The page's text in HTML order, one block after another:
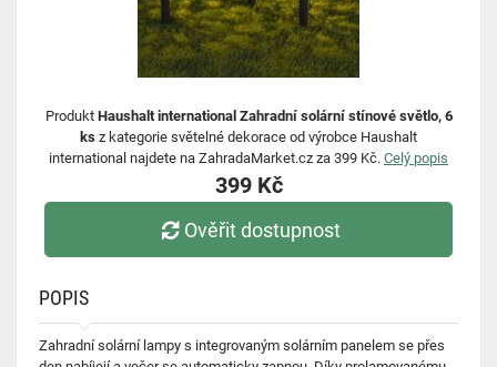
Produkt Haushalt international Zahradní solární stínové světlo, 6
ks z kategorie světelné dekorace od výrobce Haushalt
international najdete na ZahradaMarket.cz za 399 Kč. Celý popis
399 Kč
Ověřit dostupnost
POPIS
Zahradní solární lampy s integrovaným solárním panelem se přes